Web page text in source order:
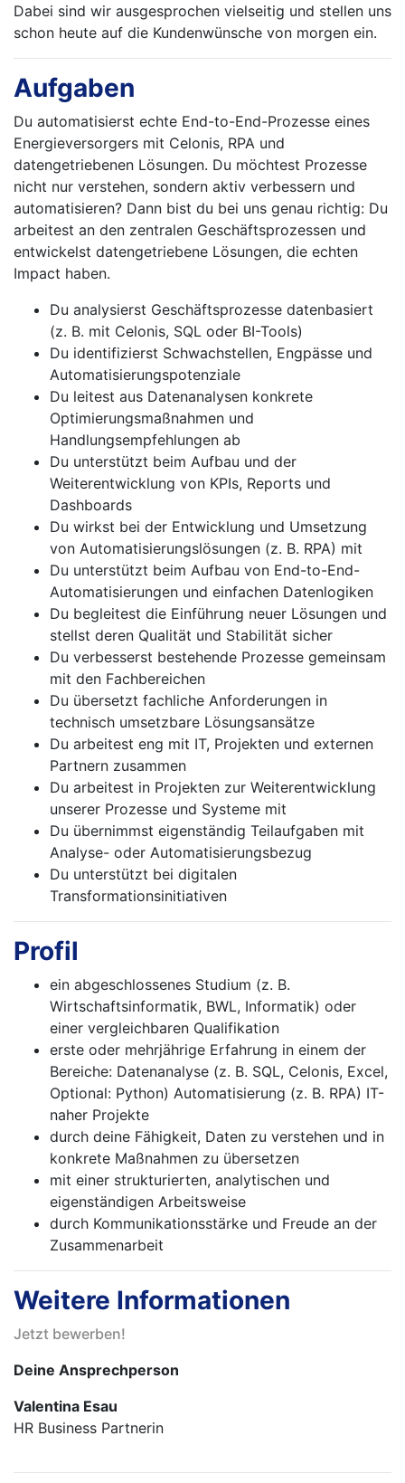
Dabei sind wir ausgesprochen vielseitig und stellen uns
schon heute auf die Kundenwünsche von morgen ein.
Aufgaben
Du automatisierst echte End-to-End-Prozesse eines
Energieversorgers mit Celonis, RPA und
datengetriebenen Lösungen. Du möchtest Prozesse
nicht nur verstehen, sondern aktiv verbessern und
automatisieren? Dann bist du bei uns genau richtig: Du
arbeitest an den zentralen Geschäftsprozessen und
entwickelst datengetriebene Lösungen, die echten
Impact haben.
Du analysierst Geschäftsprozesse datenbasiert
(z. B. mit Celonis, SQL oder BI-Tools)
Du identifizierst Schwachstellen, Engpässe und
Automatisierungspotenziale
Du leitest aus Datenanalysen konkrete
Optimierungsmaßnahmen und
Handlungsempfehlungen ab
Du unterstützt beim Aufbau und der
Weiterentwicklung von KPIs, Reports und
Dashboards
Du wirkst bei der Entwicklung und Umsetzung
von Automatisierungslösungen (z. B. RPA) mit
Du unterstützt beim Aufbau von End-to-End-
Automatisierungen und einfachen Datenlogiken
Du begleitest die Einführung neuer Lösungen und
stellst deren Qualität und Stabilität sicher
Du verbesserst bestehende Prozesse gemeinsam
mit den Fachbereichen
Du übersetzt fachliche Anforderungen in
technisch umsetzbare Lösungsansätze
Du arbeitest eng mit IT, Projekten und externen
Partnern zusammen
Du arbeitest in Projekten zur Weiterentwicklung
unserer Prozesse und Systeme mit
Du übernimmst eigenständig Teilaufgaben mit
Analyse- oder Automatisierungsbezug
Du unterstützt bei digitalen
Transformationsinitiativen
Profil
ein abgeschlossenes Studium (z. B.
Wirtschaftsinformatik, BWL, Informatik) oder
einer vergleichbaren Qualifikation
erste oder mehrjährige Erfahrung in einem der
Bereiche: Datenanalyse (z. B. SQL, Celonis, Excel,
Optional: Python) Automatisierung (z. B. RPA) IT-
naher Projekte
durch deine Fähigkeit, Daten zu verstehen und in
konkrete Maßnahmen zu übersetzen
mit einer strukturierten, analytischen und
eigenständigen Arbeitsweise
durch Kommunikationsstärke und Freude an der
Zusammenarbeit
Weitere Informationen
Jetzt bewerben!
Deine Ansprechperson
Valentina Esau
HR Business Partnerin